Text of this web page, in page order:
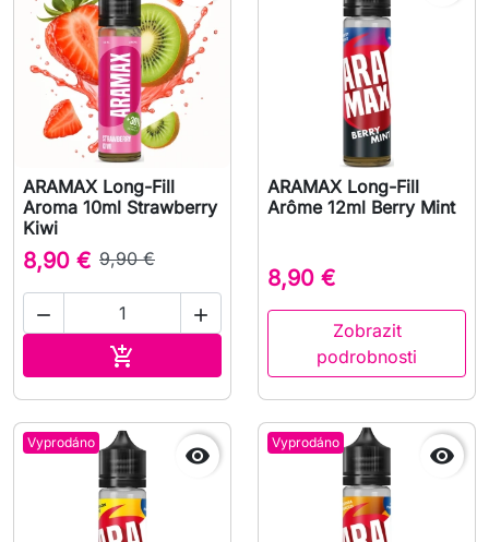
ARAMAX Long-Fill
Aroma 10ml Strawberry
Kiwi
8,90 € 9,90 €
 

ARAMAX Long-Fill
Arôme 12ml Berry Mint
8,90 €
Zobrazit
podrobnosti
Vyprodáno

Vyprodáno
